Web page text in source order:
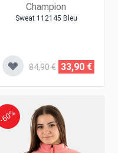
Champion
Sweat 112145 Bleu
84,90 € 33,90 €
-60%